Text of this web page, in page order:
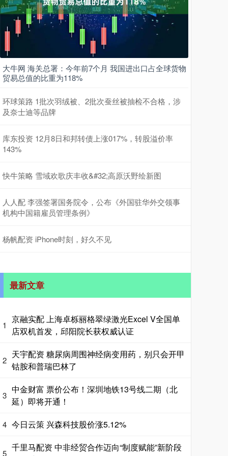
大牛网 海关总署：今年前7个月 我国进出口占全球货物
贸易总值的比重为118%
环球策路 1批次羽绒被、2批次蚕丝被抽检不合格，涉
及奈士迪等品牌
库东投资 12月8日和邦转债上涨017%，转股溢价率
143%
快牛策略 雪域欢歌庆丰收&#32;高原沃野绘新图
人人配 李强签署国务院令，公布《外国驻华外交领事
机构中国籍雇员管理条例》
杨帆配资 iPhone时刻，好久不见
最新文章
1
京融实配 上海卓栎丽格翠绿激光Excel V全国单
店双机首发，邱阳院长获权威认证
2
天宇配资 糖尿病周围神经病变用药，别只会开甲
钴胺和普瑞巴林了
3
中金财富 票价公布！深圳地铁13号线二期（北
延）即将开通！
4 今日云策 兴森科技股价涨5.12%
5
千里马配资 中非经贸合作迈向“制度赋能”新阶段